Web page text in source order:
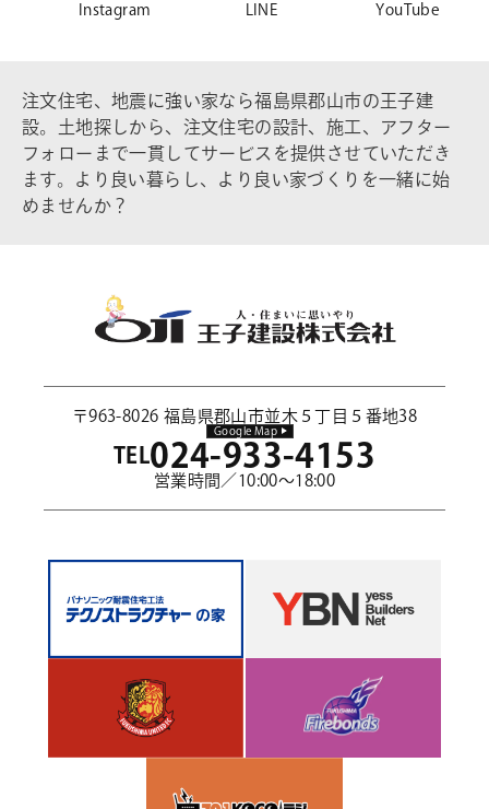
Instagram LINE YouTube
注文住宅、地震に強い家なら福島県郡山市の王子建
設。土地探しから、注文住宅の設計、施工、アフター
フォローまで一貫してサービスを提供させていただき
ます。より良い暮らし、より良い家づくりを一緒に始
めませんか？
〒963-8026 福島県郡山市並木５丁目５番地38
Google Map
TEL024-933-4153
営業時間／10:00～18:00